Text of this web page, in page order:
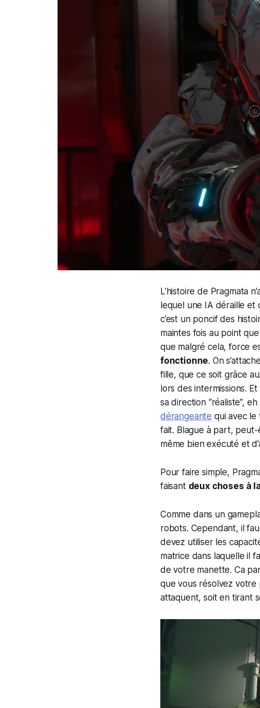
L’histoire de Pragmata
lequel une IA déraille et
c’est un poncif des
maintes fois au point
que malgré cela, force
fonctionne. On
fille, que ce soit grâce
lors des intermissions.
sa direction “réaliste”,
dérangeante qui avec le
fait. Blague à part, peut-
même bien exécuté et
Pour faire simple,
faisant deux choses à
Comme dans un
robots. Cependant, il
devez utiliser les
matrice dans laquelle il
de votre manette. Ca
que vous résolvez votre
attaquent, soit en tirant